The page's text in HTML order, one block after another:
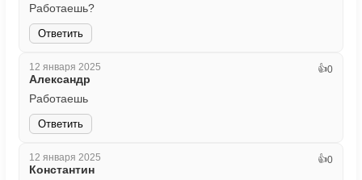
Работаешь?
Ответить
12 января 2025
Александр
👍0
Работаешь
Ответить
12 января 2025
Константин
👍0